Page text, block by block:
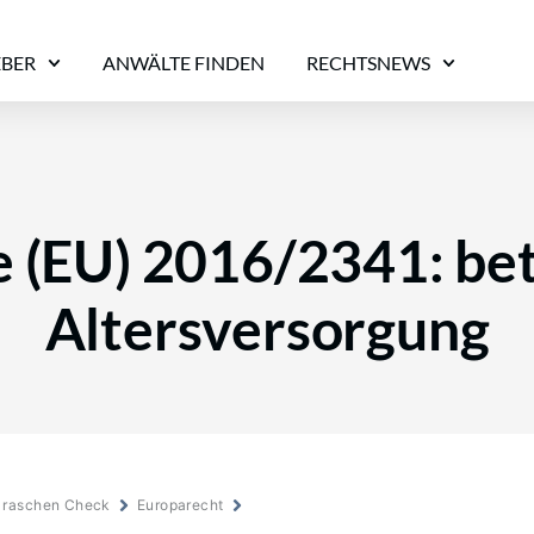
ANWÄLTE FINDEN RECHTSNEWS
(EU) 2016/2341:
Altersversorgung
Check
Europarecht